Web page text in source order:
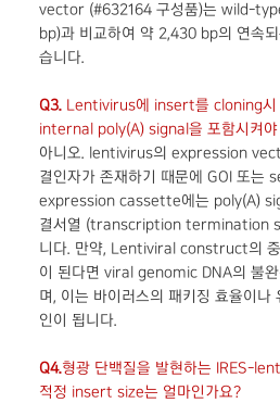
vector (#632164 구성품)는 wild-
bp)과 비교하여 약 2,430 bp의 연속
습니다.
Q3.Lentivirus에 insert를 cloning시
internal poly(A) signal을 포함시켜야
아니오. lentivirus의 expression
결인자가 존재하기 때문에 GOI 또
expression cassette에는 poly(A)
결서열 (transcription termination
니다. 만약, Lentiviral construct의
이 된다면 viral genomic DNA의 불
며, 이는 바이러스의 패키징 효율이나
인이 됩니다.
Q4.형광 단백질을 발현하는 IRES-
적정 insert size는 얼마인가요?